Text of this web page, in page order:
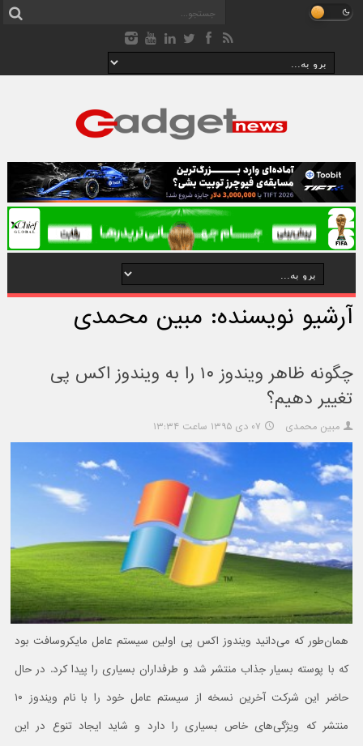
آرشیو نویسنده: مبین محمدی
چگونه ظاهر ویندوز ۱۰ را به ویندوز اکس پی
تغییر دهیم؟
مبین محمدی ۰۷ دی ۱۳۹۵ ساعت ۱۳:۳۴
همان‌طور که می‌دانید ویندوز اکس پی اولین سیستم عامل مایکروسافت بود
که با پوسته بسیار جذاب منتشر شد و طرفداران بسیاری را پیدا کرد. در حال
حاضر این شرکت آخرین نسخه از سیستم عامل خود را با نام ویندوز ۱۰
منتشر که ویژگی‌های خاص بسیاری را دارد و شاید ایجاد تنوع در این